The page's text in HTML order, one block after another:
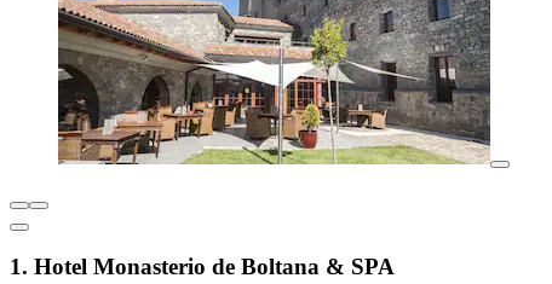
1. Hotel Monasterio de Boltana & SPA